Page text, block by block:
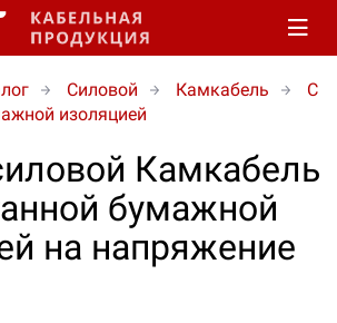
Силовой Камкабель
C
изоляцией
Камкабель
бумажной
на напряжение